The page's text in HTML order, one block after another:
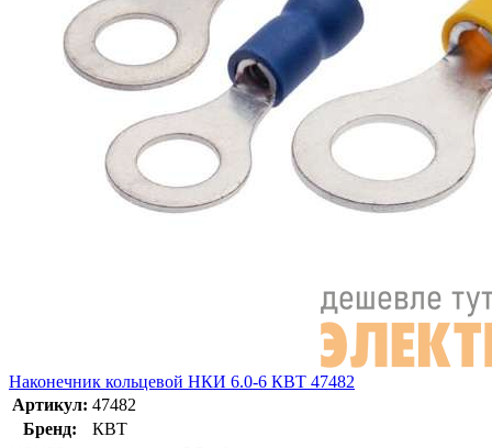
Наконечник кольцевой НКИ 6.0-6 КВТ 47482
Артикул: 47482
Бренд:
КВТ